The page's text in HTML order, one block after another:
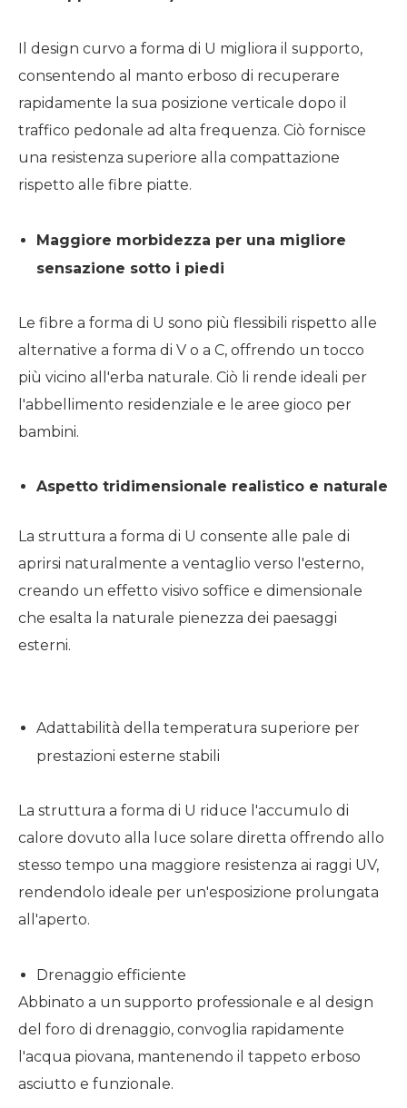
Il design curvo a forma di U migliora il supporto,
consentendo al manto erboso di recuperare
rapidamente la sua posizione verticale dopo il
traffico pedonale ad alta frequenza. Ciò fornisce
una resistenza superiore alla compattazione
rispetto alle fibre piatte.
Maggiore morbidezza per una migliore
sensazione sotto i piedi
Le fibre a forma di U sono più flessibili rispetto alle
alternative a forma di V o a C, offrendo un tocco
più vicino all'erba naturale. Ciò li rende ideali per
l'abbellimento residenziale e le aree gioco per
bambini.
Aspetto tridimensionale realistico e naturale
La struttura a forma di U consente alle pale di
aprirsi naturalmente a ventaglio verso l'esterno,
creando un effetto visivo soffice e dimensionale
che esalta la naturale pienezza dei paesaggi
esterni.
Adattabilità della temperatura superiore per
prestazioni esterne stabili
La struttura a forma di U riduce l'accumulo di
calore dovuto alla luce solare diretta offrendo allo
stesso tempo una maggiore resistenza ai raggi UV,
rendendolo ideale per un'esposizione prolungata
all'aperto.
Drenaggio efficiente
Abbinato a un supporto professionale e al design
del foro di drenaggio, convoglia rapidamente
l'acqua piovana, mantenendo il tappeto erboso
asciutto e funzionale.